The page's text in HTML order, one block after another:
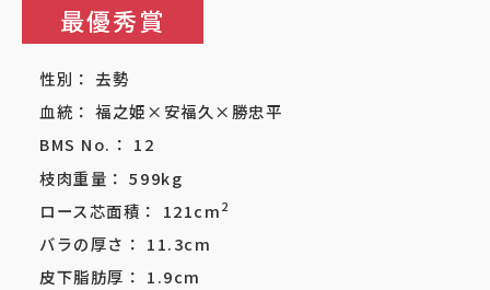
最優秀賞
性別： 去勢
血統： 福之姫×安福久×勝忠平
BMS No.： 12
枝肉重量： 599kg
ロース芯面積：
121cm2
バラの厚さ： 11.3cm
皮下脂肪厚： 1.9cm